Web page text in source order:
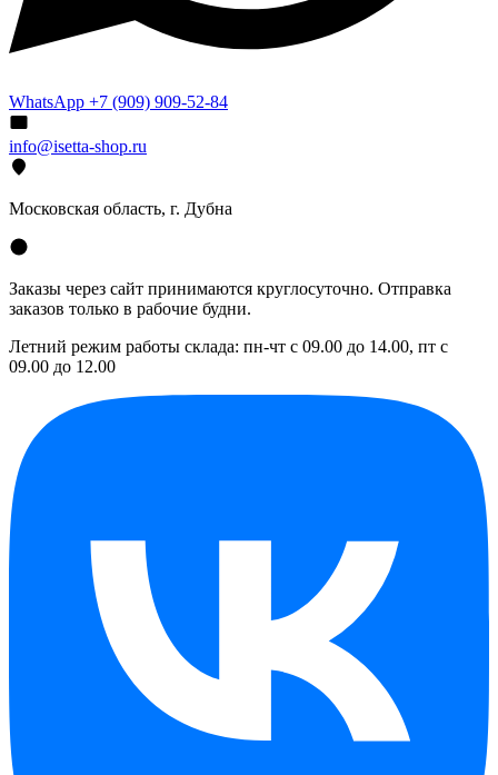
WhatsApp +7 (909) 909-52-84
info@isetta-shop.ru
Московская область, г. Дубна
Заказы через сайт принимаются круглосуточно. Отправка
заказов только в рабочие будни.
Летний режим работы склада: пн-чт с 09.00 до 14.00, пт с
09.00 до 12.00